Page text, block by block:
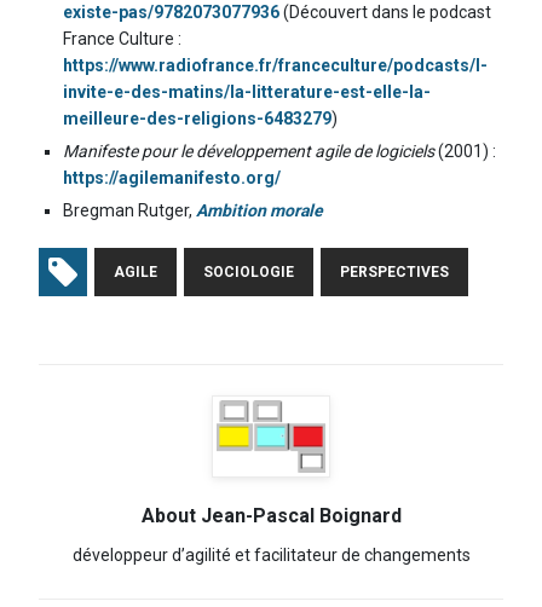
existe-pas/9782073077936(Découvert dans le podcast
France Culture :
https://www.radiofrance.fr/franceculture/podcasts/l-
invite-e-des-matins/la-litterature-est-elle-la-
meilleure-des-religions-6483279)
Manifeste pour le développement agile de logiciels(2001) :
https://agilemanifesto.org/
Bregman Rutger, Ambition morale
AGILE SOCIOLOGIE PERSPECTIVES
About Jean-Pascal Boignard
développeur d’agilité et facilitateur de changements